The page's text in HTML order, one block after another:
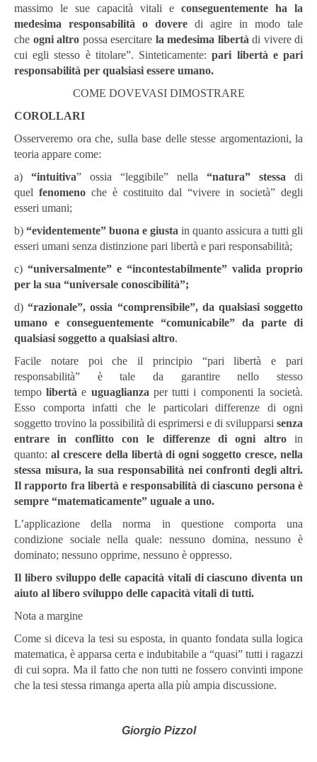
massimo le sue capacità vitali e conseguentemente ha la
medesima responsabilità
o dovere di agire in modo tale
che ogni altro possa esercitare la medesima libertà di vivere di
cui egli stesso è titolare”. Sinteticamente:pari libertà e pari
responsabilità per qualsiasi essere umano.
COME DOVEVASI DIMOSTRARE
COROLLARI
Osserveremo ora che, sulla base delle stesse argomentazioni, la
teoria appare come:
a) “intuitiva” ossia “leggibile” nella “natura” stessa di
quel fenomenoche è costituito dal “vivere in società” degli
esseri umani;
b) “evidentemente” buona e giusta in quanto assicura a tutti gli
esseri umani senza distinzione pari libertà e pari responsabilità;
c) “universalmente” e “incontestabilmente” valida proprio
per la sua “universale conoscibilità”;
d)“razionale”, ossia “comprensibile”, da qualsiasi soggetto
umano e conseguentemente “comunicabile” da parte di
qualsiasi soggetto a qualsiasi altro.
Facile notare poi che il principio “pari libertà e pari
responsabilità” è tale da garantire nello stesso
tempo libertà e uguaglianza per tutti i componenti la società.
Esso comporta infatti che le particolari differenze di ogni
soggetto trovino la possibilità di esprimersi e di svilupparsi senza
entrare in conflitto con le differenze di ogni altroin
quanto: al crescere della libertà di ogni soggetto cresce, nella
stessa misura, la sua responsabilità nei confronti degli altri.
Il rapporto fra libertà e responsabilità di ciascuno persona è
sempre “matematicamente” uguale a uno.
L’applicazione della norma in questione comporta una
condizione sociale nella quale: nessuno domina, nessuno è
dominato; nessuno opprime, nessuno è oppresso.
Il libero sviluppo delle capacità vitali di ciascuno diventa un
aiuto al libero sviluppo delle capacità vitali di tutti.
Nota a margine
Come si diceva la tesi su esposta, in quanto fondata sulla logica
matematica, è apparsa certa e indubitabile a “quasi” tutti i ragazzi
di cui sopra. Ma il fatto che non tutti ne fossero convinti impone
che la tesi stessa rimanga aperta alla più ampia discussione.
Giorgio Pizzol